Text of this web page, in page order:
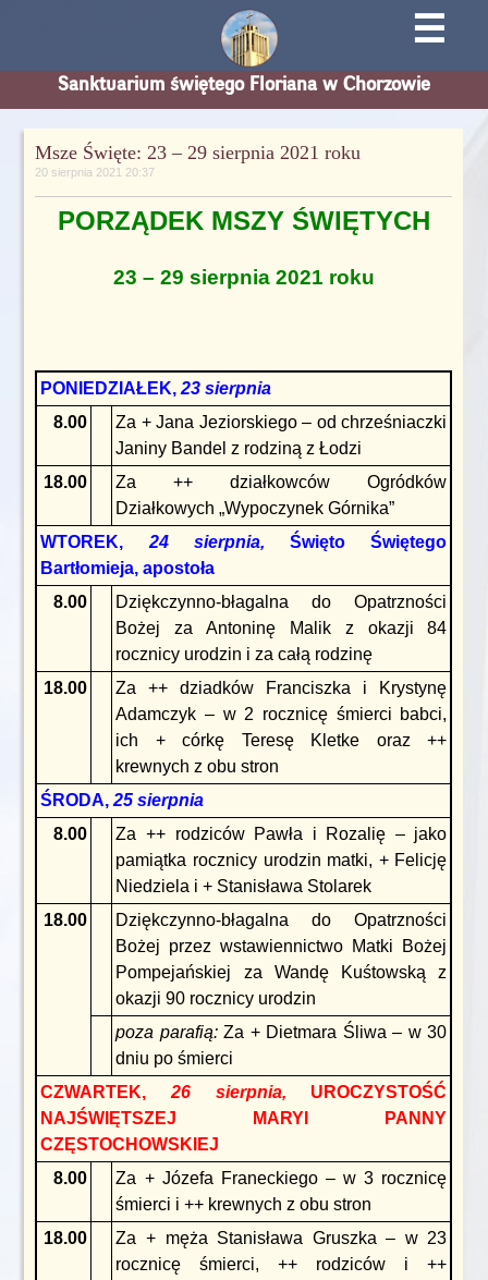
☰
Sanktuarium świętego Floriana w Chorzowie
Msze Święte: 23 – 29 sierpnia 2021 roku
20 sierpnia 2021 20:37
PORZĄDEK MSZY ŚWIĘTYCH
23 – 29 sierpnia 2021 roku
PONIEDZIAŁEK,23 sierpnia
8.00
Za + Jana Jeziorskiego – od chrześniaczki
Janiny Bandel z rodziną z Łodzi
18.00
Za ++ działkowców Ogródków
Działkowych „Wypoczynek Górnika”
WTOREK, 24 sierpnia,Święto Świętego
Bartłomieja, apostoła
8.00
Dziękczynno-błagalna do Opatrzności
Bożej za Antoninę Malik z okazji 84
rocznicy urodzin i za całą rodzinę
18.00
Za ++ dziadków Franciszka i Krystynę
Adamczyk – w 2 rocznicę śmierci babci,
ich + córkę Teresę Kletke oraz ++
krewnych z obu stron
ŚRODA,25 sierpnia
8.00
Za ++ rodziców Pawła i Rozalię – jako
pamiątka rocznicy urodzin matki, + Felicję
Niedziela i + Stanisława Stolarek
18.00
Dziękczynno-błagalna do Opatrzności
Bożej przez wstawiennictwo Matki Bożej
Pompejańskiej za Wandę Kuśtowską z
okazji 90 rocznicy urodzin
poza parafią:Za + Dietmara Śliwa – w 30
dniu po śmierci
CZWARTEK,26 sierpnia, UROCZYSTOŚĆ
NAJŚWIĘTSZEJ MARYI PANNY
CZĘSTOCHOWSKIEJ
8.00
Za + Józefa Franeckiego – w 3 rocznicę
śmierci i ++ krewnych z obu stron
18.00
Za + męża Stanisława Gruszka – w 23
rocznicę śmierci, ++ rodziców i ++